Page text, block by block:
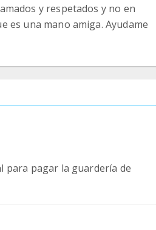
y respetados y no en
es una mano amiga. Ayudame
para pagar la guardería de